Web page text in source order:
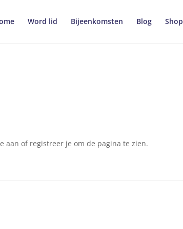
Word lid Bijeenkomsten Blog Shop
aan of registreer je om de pagina te zien.